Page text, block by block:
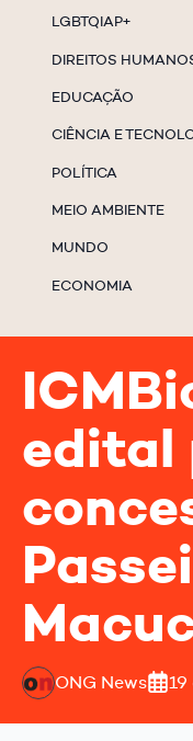
LGBTQIAP+
DIREITOS
EDUCAÇÃO
CIÊNCIA E
POLÍTICA
MEIO AMBIENTE
MUNDO
ECONOMIA
edital
ONG News 19